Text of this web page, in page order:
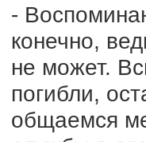
-
конечно,
не может.
погибли,
общаемся